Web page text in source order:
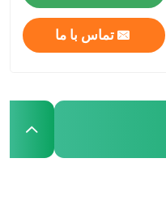
تماس با ما